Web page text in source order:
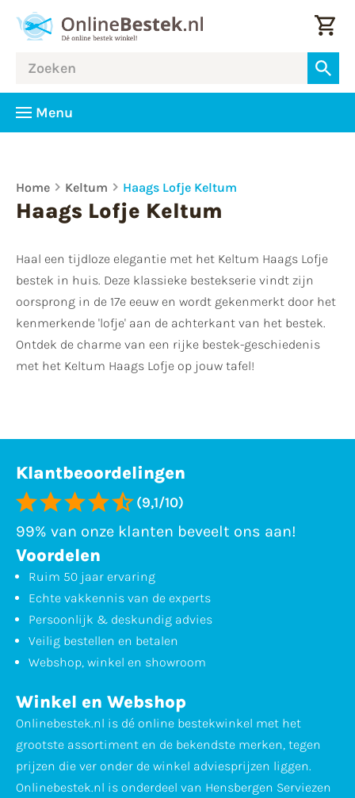
Menu
Home Keltum Haags Lofje Keltum
Haags Lofje Keltum
Haal een tijdloze elegantie met het Keltum Haags Lofje
bestek in huis. Deze klassieke bestekserie vindt zijn
oorsprong in de 17e eeuw en wordt gekenmerkt door het
kenmerkende 'lofje' aan de achterkant van het bestek.
Ontdek de charme van een rijke bestek-geschiedenis
met het Keltum Haags Lofje op jouw tafel!
Klantbeoordelingen
(9,1/10)
99% van onze klanten beveelt ons aan!
Voordelen
Ruim 50 jaar ervaring
Echte vakkennis van de experts
Persoonlijk & deskundig advies
Veilig bestellen en betalen
Webshop, winkel en showroom
Winkel en Webshop
Onlinebestek.nl is dé online bestekwinkel met het
grootste assortiment en de bekendste merken, tegen
prijzen die ver onder de winkel adviesprijzen liggen.
Onlinebestek.nl is onderdeel van Hensbergen Serviezen